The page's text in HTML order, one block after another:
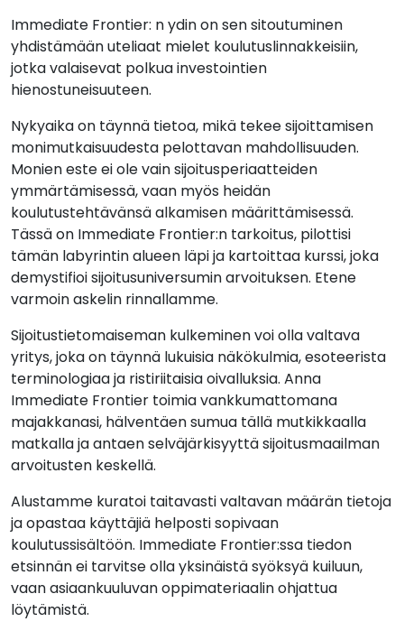
Immediate Frontier: n ydin on sen sitoutuminen
yhdistämään uteliaat mielet koulutuslinnakkeisiin,
jotka valaisevat polkua investointien
hienostuneisuuteen.
Nykyaika on täynnä tietoa, mikä tekee sijoittamisen
monimutkaisuudesta pelottavan mahdollisuuden.
Monien este ei ole vain sijoitusperiaatteiden
ymmärtämisessä, vaan myös heidän
koulutustehtävänsä alkamisen määrittämisessä.
Tässä on Immediate Frontier:n tarkoitus, pilottisi
tämän labyrintin alueen läpi ja kartoittaa kurssi, joka
demystifioi sijoitusuniversumin arvoituksen. Etene
varmoin askelin rinnallamme.
Sijoitustietomaiseman kulkeminen voi olla valtava
yritys, joka on täynnä lukuisia näkökulmia, esoteerista
terminologiaa ja ristiriitaisia oivalluksia. Anna
Immediate Frontier toimia vankkumattomana
majakkanasi, hälventäen sumua tällä mutkikkaalla
matkalla ja antaen selväjärkisyyttä sijoitusmaailman
arvoitusten keskellä.
Alustamme kuratoi taitavasti valtavan määrän tietoja
ja opastaa käyttäjiä helposti sopivaan
koulutussisältöön. Immediate Frontier:ssa tiedon
etsinnän ei tarvitse olla yksinäistä syöksyä kuiluun,
vaan asiaankuuluvan oppimateriaalin ohjattua
löytämistä.